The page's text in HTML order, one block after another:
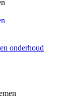
onderhoud